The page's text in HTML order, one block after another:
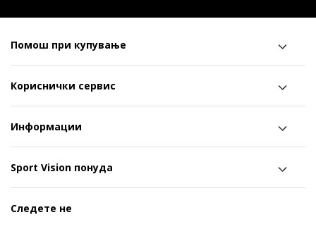
Помош при купување
Кориснички сервис
Информации
Sport Vision понуда
Следете не